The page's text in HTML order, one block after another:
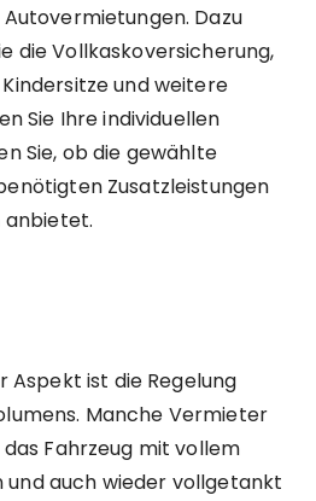
Dazu
die Vollkaskoversicherung,
und weitere
Sie Ihre individuellen
Sie, ob die gewählte
Zusatzleistungen
anbietet.
Aspekt ist die Regelung
Manche Vermieter
Fahrzeug mit vollem
und auch wieder vollgetankt